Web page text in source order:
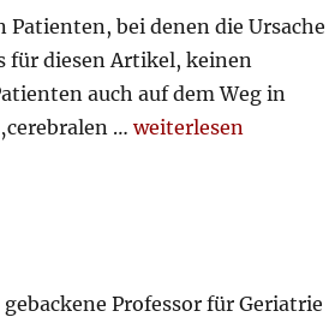
Patienten, bei denen die Ursache
für diesen Artikel, keinen
auch auf dem Weg in
…„Demenz“
weiterlesen
Professor für Geriatrie